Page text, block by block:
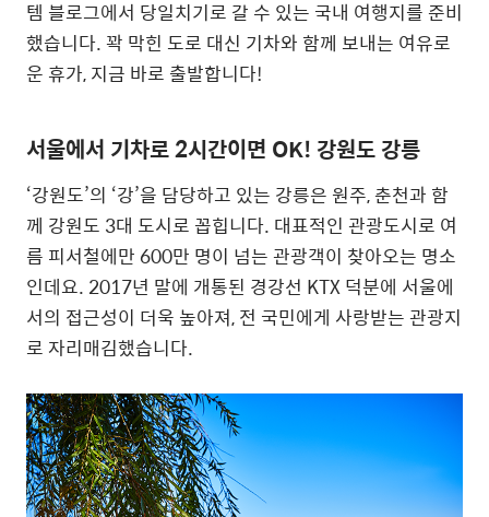
템 블로그에서 당일치기로 갈 수 있는 국내 여행지를 준비
했습니다. 꽉 막힌 도로 대신 기차와 함께 보내는 여유로
운 휴가, 지금 바로 출발합니다!
서울에서 기차로 2시간이면 OK! 강원도 강릉
‘강원도’의 ‘강’을 담당하고 있는 강릉은 원주, 춘천과 함
께 강원도 3대 도시로 꼽힙니다. 대표적인 관광도시로 여
름 피서철에만 600만 명이 넘는 관광객이 찾아오는 명소
인데요. 2017년 말에 개통된 경강선 KTX 덕분에 서울에
서의 접근성이 더욱 높아져, 전 국민에게 사랑받는 관광지
로 자리매김했습니다.